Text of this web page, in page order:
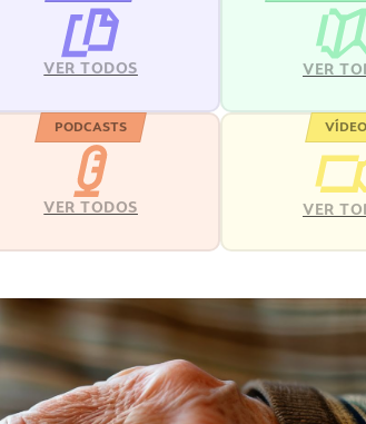
VER TODOS VER
PODCASTS
VER TODOS VER